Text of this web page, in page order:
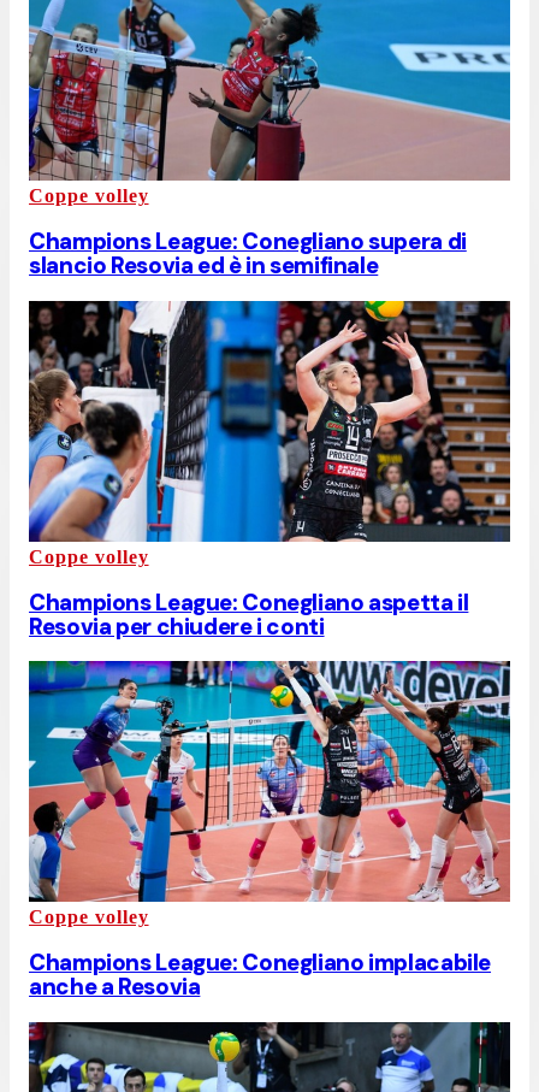
Coppe volley
Champions League: Conegliano supera di
slancio Resovia ed è in semifinale
Coppe volley
Champions League: Conegliano aspetta il
Resovia per chiudere i conti
Coppe volley
Champions League: Conegliano implacabile
anche a Resovia